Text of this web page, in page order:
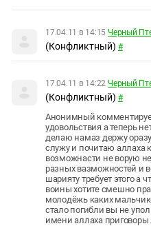
17.04.11 в 14:15 Черный
(Конфликтный) #
17.04.11 в 14:22 Черный
(Конфликтный) #
Анонимный
удовольствия а теперь
делаю намаз держу
служу и почитаю аллаха
возможнасти не ворую
разных вазможностей и
шарияту требует этого а
воины хотите смешно
молодёжь каких
стало погибли вы не
имени аллаха приговоры